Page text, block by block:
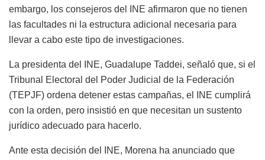
embargo, los consejeros del INE afirmaron que no tienen
las facultades ni la estructura adicional necesaria para
llevar a cabo este tipo de investigaciones.
La presidenta del INE, Guadalupe Taddei, señaló que, si el
Tribunal Electoral del Poder Judicial de la Federación
(TEPJF) ordena detener estas campañas, el INE cumplirá
con la orden, pero insistió en que necesitan un sustento
jurídico adecuado para hacerlo.
Ante esta decisión del INE, Morena ha anunciado que